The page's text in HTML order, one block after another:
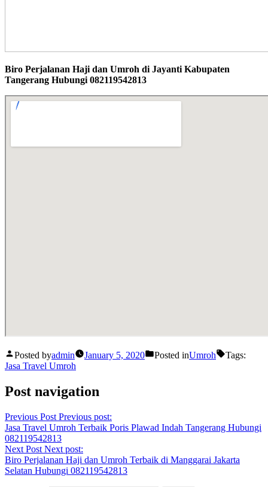
Biro Perjalanan Haji dan Umroh di Jayanti Kabupaten
Tangerang Hubungi 082119542813
Posted byadmin January 5, 2020 Posted inUmroh
Tags:
Jasa Travel Umroh
Post navigation
Previous Post Previous post:
Jasa Travel Umroh Terbaik Poris Plawad Indah Tangerang Hubungi
082119542813
Next Post Next post:
Biro Perjalanan Haji dan Umroh Terbaik di Manggarai Jakarta
Selatan Hubungi 082119542813